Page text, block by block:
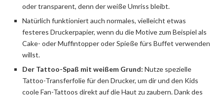
oder transparent, denn der weiße Umriss bleibt.
Natürlich funktioniert auch normales, vielleicht etwas
festeres Druckerpapier, wenn du die Motive zum Beispiel als
Cake- oder Muffintopper oder Spieße fürs Buffet verwenden
willst.
Der Tattoo-Spaß mit weißem Grund: Nutze spezielle
Tattoo-Transferfolie für den Drucker, um dir und den Kids
coole Fan-Tattoos direkt auf die Haut zu zaubern. Dank des